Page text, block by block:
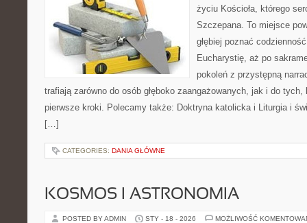
życiu Kościoła, którego
Szczepana. To miejsce
głębiej poznać
Eucharystię, aż po
pokoleń z przystępną
trafiają zarówno do osób głęboko zaangażowanych, jak i do
pierwsze kroki. Polecamy także: Doktryna katolicka i Liturgia i
[…]
CATEGORIES: DANIA GŁÓWNE
KOSMOS I ASTRONOMIA
POSTED BY ADMIN STY - 18 - 2026 MOŻLIWOŚĆ